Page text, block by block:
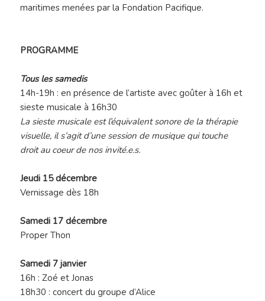
maritimes menées par la Fondation Pacifique.
PROGRAMME
Tous les samedis
14h-19h : en présence de l’artiste avec goûter à 16h et
sieste musicale à 16h30
La sieste musicale est l’équivalent sonore de la thérapie
visuelle, il s’agit d’une session de musique qui touche
droit au coeur de nos invité.e.s.
Jeudi 15 décembre
Vernissage dès 18h
Samedi 17 décembre
Proper Thon
Samedi 7 janvier
16h : Zoé et Jonas
18h30 : concert du groupe d’Alice